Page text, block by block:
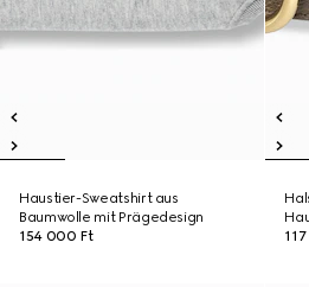
Haustier-Sweatshirt aus
Baumwolle mit Prägedesign
154 000 Ft